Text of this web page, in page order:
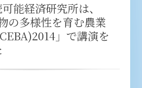
能経済研究所は、
の多様性を育む農業
」で講演を